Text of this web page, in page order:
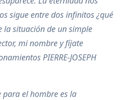
sigue entre dos infinitos ¿qué
situación de un simple
mi nombre y fíjate
PIERRE-JOSEPH
el hombre es la